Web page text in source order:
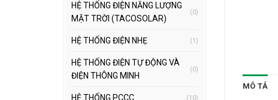
HỆ THỐNG ĐIỆN NĂNG LƯỢNG
MẶT TRỜI (TACOSOLAR)
(0)
HỆ THỐNG ĐIỆN NHẸ (1)
HỆ THỐNG ĐIỆN TỰ ĐỘNG VÀ
ĐIỆN THÔNG MINH
(0)
HỆ THỐNG PCCC (10)
MÔ TẢ